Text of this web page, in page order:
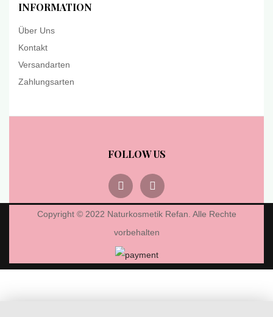
INFORMATION
Über Uns
Kontakt
Versandarten
Zahlungsarten
FOLLOW US
Copyright © 2022 Naturkosmetik Refan. Alle Rechte
vorbehalten